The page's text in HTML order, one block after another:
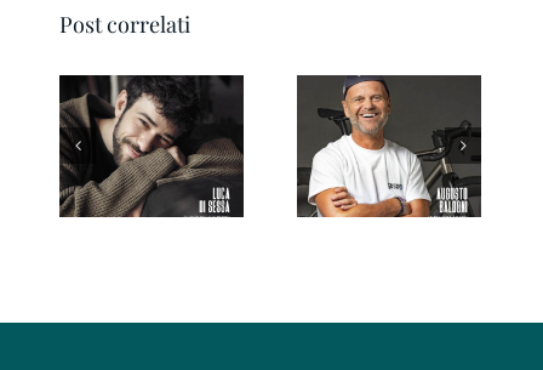
Post correlati
Ravenna IN
Magazine 3/2026
Forlì IN Magazine
03/2026